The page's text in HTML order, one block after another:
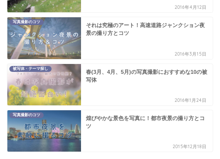
2016年4月12日
写真撮影のコツ
それは究極のアート！高速道路ジャンクション夜
景の撮り方とコツ
2016年3月15日
被写体・テーマ探し
春(3月、4月、5月)の写真撮影におすすめな10の被
写体
2016年1月24日
写真撮影のコツ
煌びやかな景色を写真に！都市夜景の撮り方とコ
ツ
2015年12月18日